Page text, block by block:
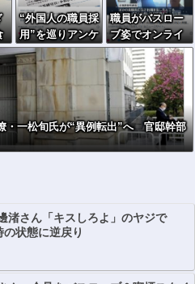
→ 記「年代は？
特定につながら
ないでしょ？教
えてよ？教えて
よ？」
“外国人の職員採
用”を巡りアンケ
ート設問 「差
別にはあたらな
い」として公表
する方針を決
定 三重県
職員がバスロー
ブ姿でオンライ
ン会見に 秋田
県「会見の対応
に問題があっ
た」
・一松旬氏が“異例転出”へ 官邸幹部
渚さん「キスしろよ」のヤジで
の状態に逆戻り